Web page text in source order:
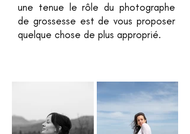
une tenue le rôle du photographe
de grossesse est de vous proposer
quelque chose de plus approprié.